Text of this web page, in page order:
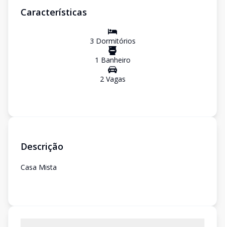
Características
3 Dormitórios
1 Banheiro
2Vagas
Descrição
Casa Mista